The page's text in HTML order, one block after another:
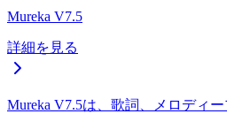
Mureka V7.5
詳細を見る
Mureka V7.5は、歌詞、メロディ